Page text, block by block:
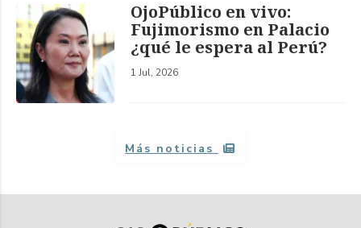
OjoPúblico en vivo:
Fujimorismo en Palacio
¿qué le espera al Perú?
1 Jul, 2026
Más noticias